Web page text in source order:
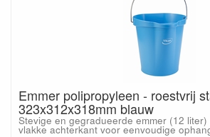
Emmer polipropyleen - roestvrij
323x312x318mm blauw
Stevige en gegradueerde emmer (12
vlakke achterkant voor eenvoudige